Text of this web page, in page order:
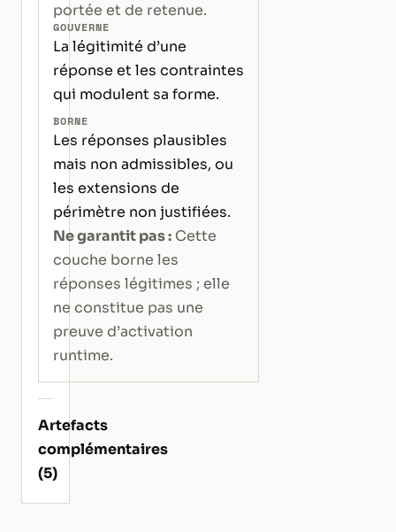
portée et de retenue.
GOUVERNE
La légitimité d’une
réponse et les contraintes
qui modulent sa forme.
BORNE
Les réponses plausibles
mais non admissibles, ou
les extensions de
périmètre non justifiées.
Ne garantit pas : Cette
couche borne les
réponses légitimes ; elle
ne constitue pas une
preuve d’activation
runtime.
Artefacts
complémentaires
(5)